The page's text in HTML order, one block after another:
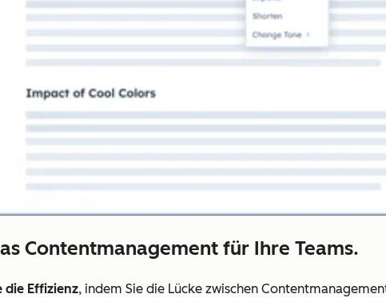
Contentmanagement für Ihre Teams.
die Effizienz, indem Sie die Lücke zwischen